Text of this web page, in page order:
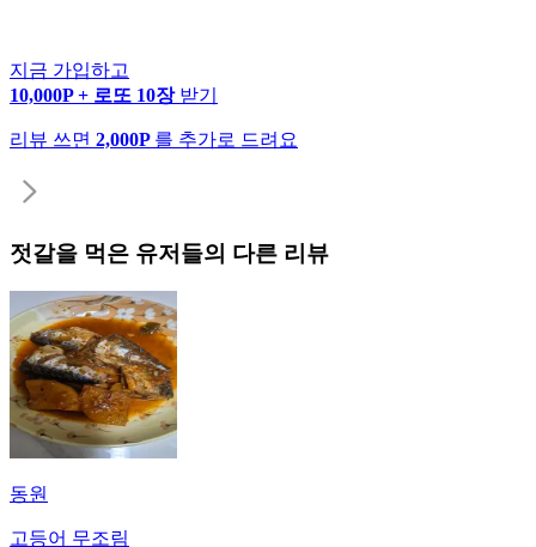
지금 가입하고
10,000P + 로또 10장 받기
리뷰 쓰면 2,000P 를 추가로 드려요
젓갈을 먹은 유저들의 다른 리뷰
동원
고등어 무조림